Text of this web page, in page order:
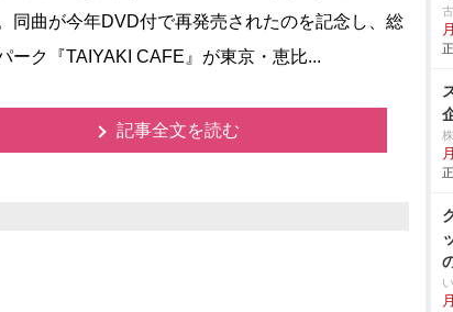
同曲が今年DVD付で再発売されたのを記念し、総
ーク『TAIYAKI CAFE』が東京・恵比...
記事全文を読む